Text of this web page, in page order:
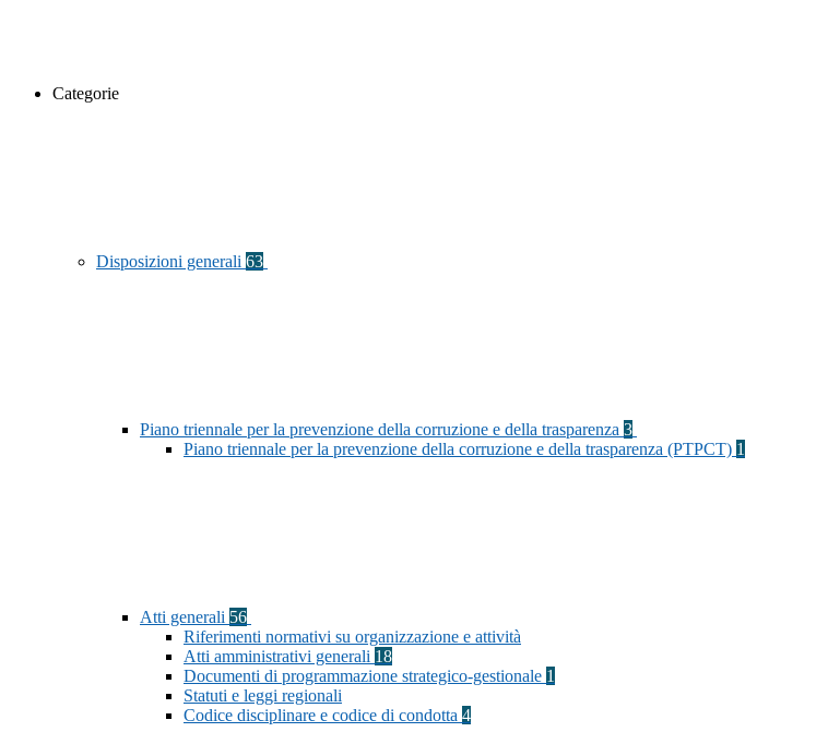
Categorie
Disposizioni generali 63
Piano triennale per la prevenzione della corruzione e della trasparenza 3
Piano triennale per la prevenzione della corruzione e della trasparenza (PTPCT) 1
Atti generali 56
Riferimenti normativi su organizzazione e attività
Atti amministrativi generali 18
Documenti di programmazione strategico-gestionale 1
Statuti e leggi regionali
Codice disciplinare e codice di condotta 4